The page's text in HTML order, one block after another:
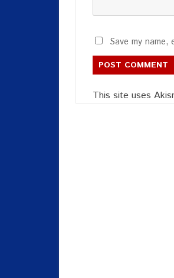
Save my
This site uses